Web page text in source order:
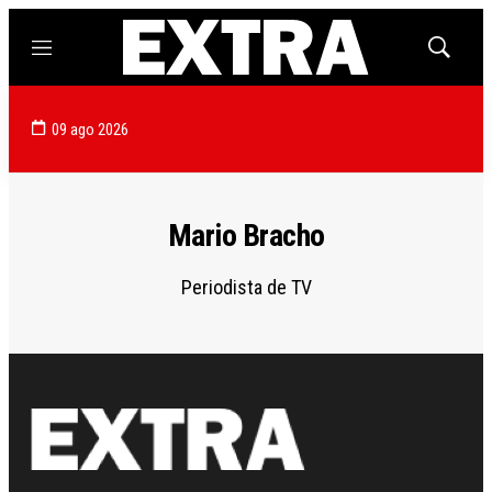
Menú
Mostrar
09 ago 2026
Mario Bracho
Periodista de TV